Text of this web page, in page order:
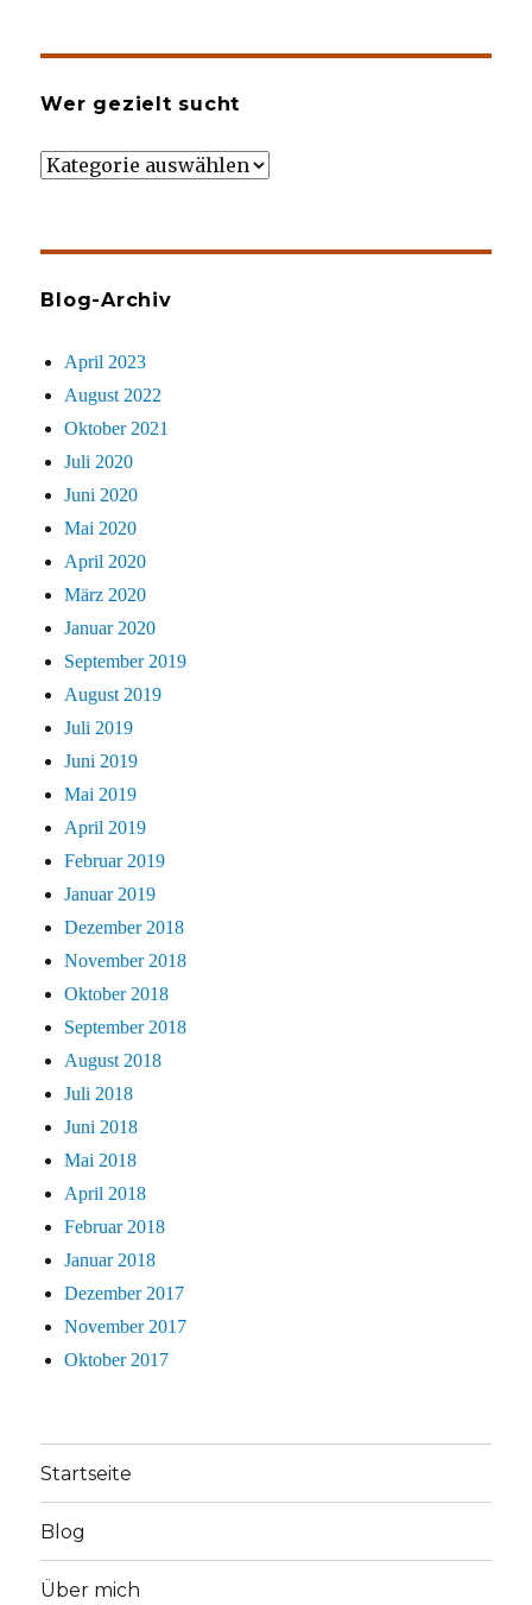
Wer gezielt sucht
Wer
Blog-Archiv
April 2023
August 2022
Oktober 2021
Juli 2020
Juni 2020
Mai 2020
April 2020
März 2020
Januar 2020
September 2019
August 2019
Juli 2019
Juni 2019
Mai 2019
April 2019
Februar 2019
Januar 2019
Dezember 2018
November 2018
Oktober 2018
September 2018
August 2018
Juli 2018
Juni 2018
Mai 2018
April 2018
Februar 2018
Januar 2018
Dezember 2017
November 2017
Oktober 2017
Startseite
Blog
Über mich